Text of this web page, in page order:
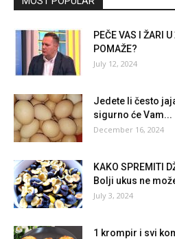
PEČE VAS I ŽARI
POMAŽE?
July 12, 2024
Jedete li često
sigurno će Vam...
December 16, 2024
KAKO SPREMITI
Bolji ukus ne
July 3, 2024
1 krompir i svi